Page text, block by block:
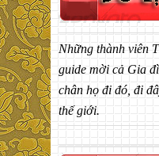
Những thành viên
guide mời cả Gia
chân họ đi đó, đi
thế giới.